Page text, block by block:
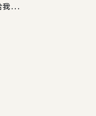
这是Sablog的模板？博主可以分享给我吗，谢谢